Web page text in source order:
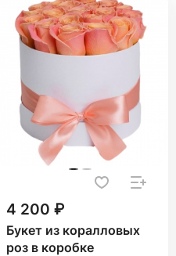
4 200 ₽
Букет из коралловых
роз в коробке